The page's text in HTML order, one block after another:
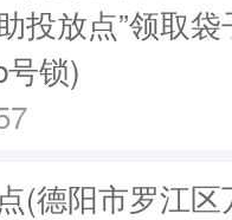
投放点”领取袋
锁)
(德阳市罗江